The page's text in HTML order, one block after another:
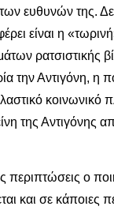
ευθυνών της.
είναι η
ρατσιστικής
την Αντιγόνη, η
κοινωνικό
της Αντιγόνης
ο
σε κάποιες